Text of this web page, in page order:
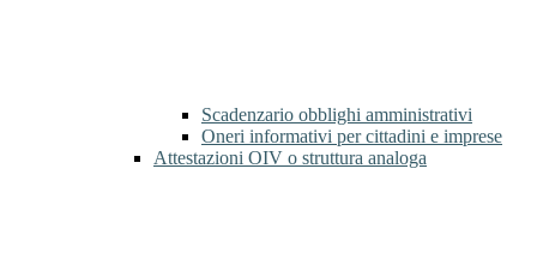
Scadenzario obblighi amministrativi
Oneri informativi per cittadini e imprese
Attestazioni OIV o struttura analoga